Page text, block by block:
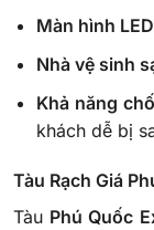
Màn hình LED
Nhà vệ sinh
Khả năng
khách dễ bị
Tàu Rạch Giá
Tàu Phú Quốc